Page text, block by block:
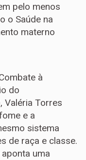
pelo menos
o Saúde na
materno
à
do
Valéria Torres
e a
sistema
de raça e classe.
uma